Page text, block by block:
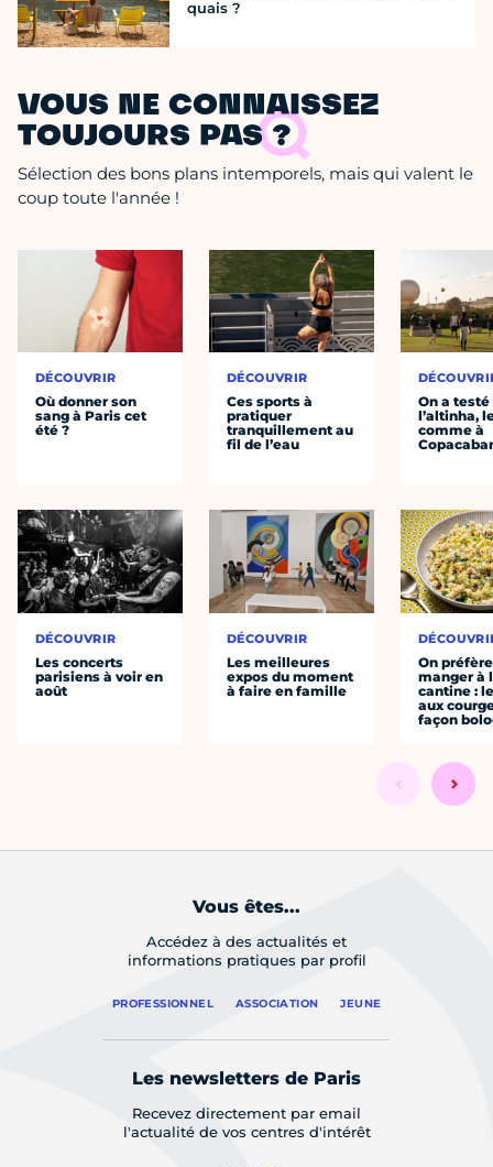
quais ?
VOUS NE CONNAISSEZ
TOUJOURS PAS ?
Sélection des bons plans intemporels, mais qui valent le
coup toute l'année !
DÉCOUVRIR
Où donner son
sang à Paris cet
été ?
DÉCOUVRIR
Les concerts
parisiens à voir en
août
DÉCOUVRIR
Ces sports à
pratiquer
tranquillement au
fil de l’eau
DÉCOUVRIR
Les meilleures
expos du moment
à faire en famille
On a testé
l’altinha,
comme à
On préfère
manger à
cantine :
aux
façon
Vous êtes...
Accédez à des actualités et
informations pratiques par profil
PROFESSIONNEL ASSOCIATION JEUNE
Les newsletters de Paris
Recevez directement par email
l'actualité de vos centres d'intérêt